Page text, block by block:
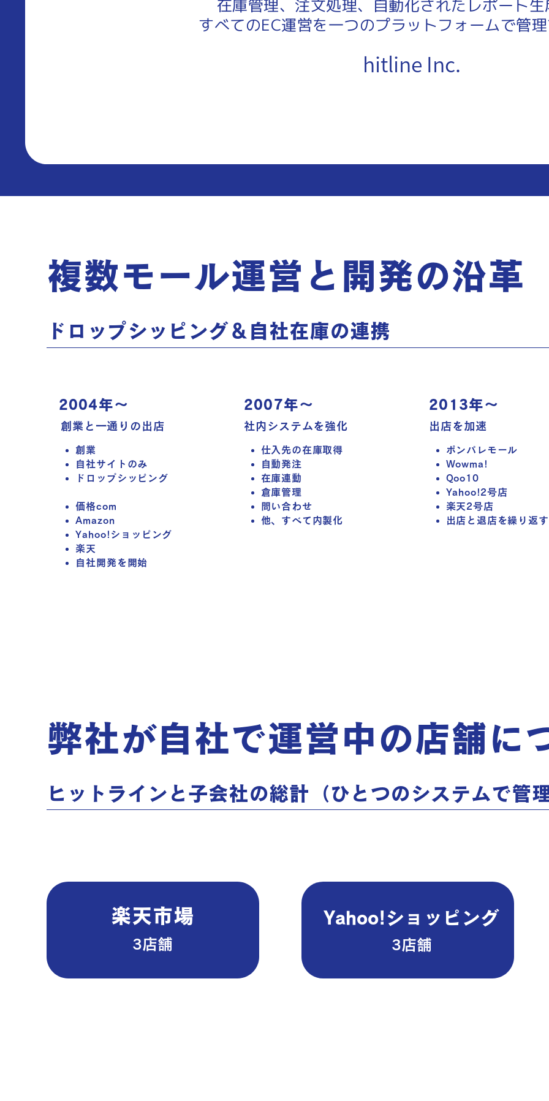
在庫管理、注文処理、自動化されたレポート
すべてのEC運営を一つのプラットフォームで管
hitline Inc.
複数モール運営と開発の沿革
ドロップシッピング＆自社在庫の連携
2004年～​
創業と一通りの出店
創業
自社サイトのみ
ドロップシッピング
価格com
Amazon
Yahoo!ショッピング
楽天
自社開発を開始
2007年～
社内システムを強化
仕入先の在庫取得
自動発注
在庫連動
倉庫管理
問い合わせ
他、 すべて内製​化
2013年～
出店を加速
ポンパレモール
Wowma!
Qoo10
Yahoo!2号店
楽天2号店
出店と退店を繰り返す
弊社が自社で運営中の店舗に
ヒットラインと子会社の総計（ひとつのシステムで管
楽天市場
3店​舗
Yahoo!ショッピング
3店​舗